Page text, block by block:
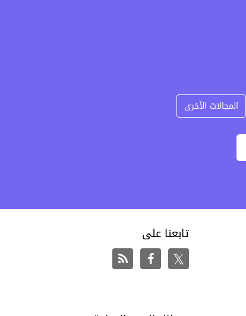
المجالات الأخرى
تابعنا على